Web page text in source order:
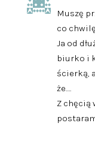
Muszę
co chwilę
Ja od
biurko i
ścierką,
że….
Z chęcią